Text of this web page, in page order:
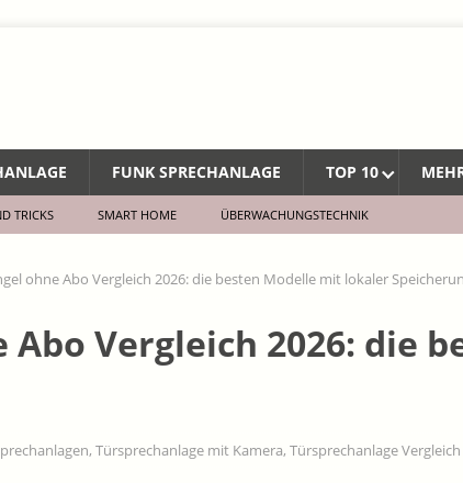
FUNK SPRECHANLAGE TOP 10
TRICKS SMART HOME ÜBERWACHUNGSTECHNIK
ohne Abo Vergleich 2026: die besten Modelle mit lokaler
Vergleich 2026: die
, Türsprechanlage mit Kamera, Türsprechanlage Vergleich